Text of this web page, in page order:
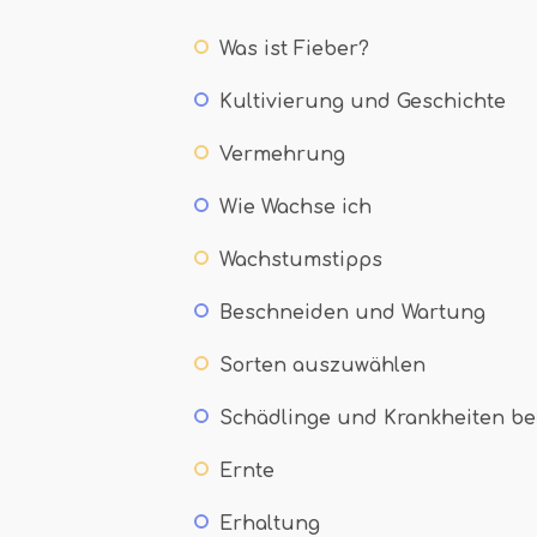
Was ist Fieber?
Kultivierung und Geschichte
Vermehrung
Wie Wachse ich
Wachstumstipps
Beschneiden und Wartung
Sorten auszuwählen
Schädlinge und Krankheiten
Ernte
Erhaltung